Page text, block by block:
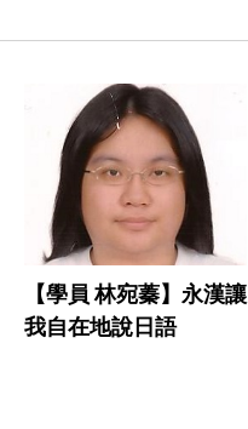
【學員 林宛蓁】永漢讓
我自在地說日語